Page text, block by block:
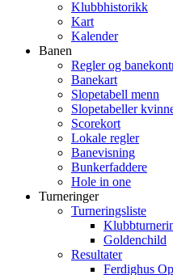
Klubbhistorikk
Kart
Kalender
Banen
Regler og
Banekart
Slopetabell menn
Slopetabeller
Scorekort
Lokale regler
Banevisning
Bunkerfaddere
Hole in one
Turneringer
Turneringsliste
Goldenchild
Resultater
Ferdighus